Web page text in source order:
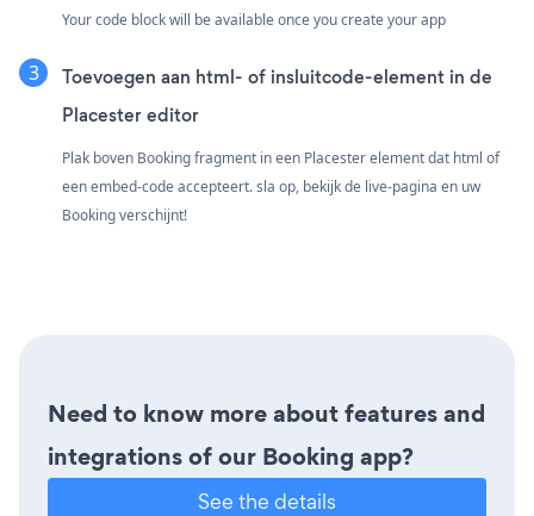
Your code block will be available once you create your app
Toevoegen aan html- of insluitcode-element in de
Placester editor
Plak boven Booking fragment in een Placester element dat html of
een embed-code accepteert. sla op, bekijk de live-pagina en uw
Booking verschijnt!
Need to know more about features and
integrations of our Booking app?
See the details